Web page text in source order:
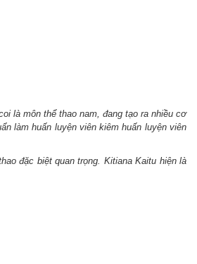
là môn thể thao nam, đang tạo ra nhiều cơ
làm huấn luyện viên kiêm huấn luyện viên
đặc biệt quan trọng. Kitiana Kaitu hiện là